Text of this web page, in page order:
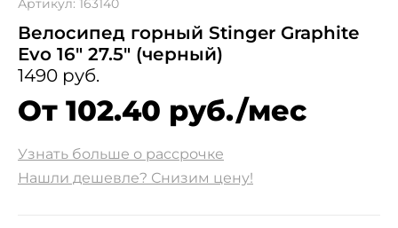
Артикул: 163140
Велосипед горный Stinger Graphite
Evo 16" 27.5" (черный)
1490 руб.
От 102.40 руб./мес
Узнать больше о рассрочке
Нашли дешевле? Снизим цену!